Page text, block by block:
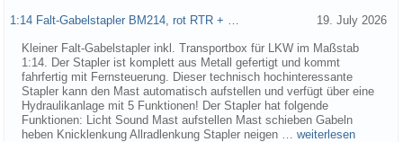
1:14 Falt-Gabelstapler BM214, rot RTR + … 19. July 2026
Kleiner Falt-Gabelstapler inkl. Transportbox für LKW im Maßstab
1:14. Der Stapler ist komplett aus Metall gefertigt und kommt
fahrfertig mit Fernsteuerung. Dieser technisch hochinteressante
Stapler kann den Mast automatisch aufstellen und verfügt über eine
Hydraulikanlage mit 5 Funktionen! Der Stapler hat folgende
Funktionen: Licht Sound Mast aufstellen Mast schieben Gabeln
heben Knicklenkung Allradlenkung Stapler neigen … weiterlesen